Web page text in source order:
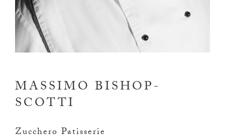
MASSIMO BISHOP-
SCOTTI
Zucchero Patisserie